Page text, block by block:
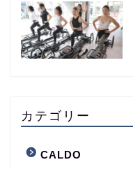
カテゴリー
CALDO